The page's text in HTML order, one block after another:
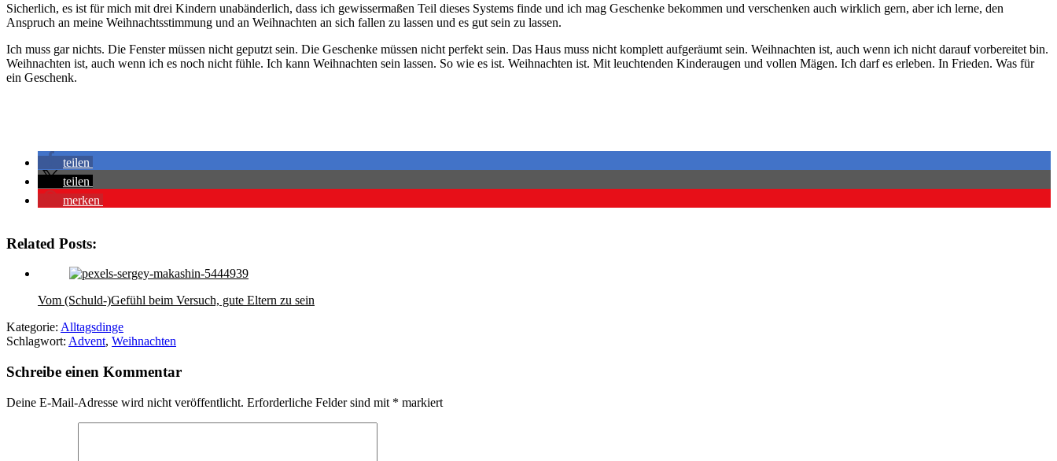
Sicherlich, es ist für mich mit drei Kindern unabänderlich, dass ich gewissermaßen Teil dieses Systems finde und ich mag Geschenke bekommen und verschenken auch wirklich gern, aber ich lerne, den
Anspruch an meine Weihnachtsstimmung und an Weihnachten an sich fallen zu lassen und es gut sein zu lassen.
Ich muss gar nichts. Die Fenster müssen nicht geputzt sein. Die Geschenke müssen nicht perfekt sein. Das Haus muss nicht komplett aufgeräumt sein. Weihnachten ist, auch wenn ich nicht darauf vorbereitet bin.
Weihnachten ist, auch wenn ich es noch nicht fühle. Ich kann Weihnachten sein lassen. So wie es ist. Weihnachten ist. Mit leuchtenden Kinderaugen und vollen Mägen. Ich darf es erleben. In Frieden. Was für
ein Geschenk.
teilen
teilen
merken
Related Posts:
Vom (Schuld-)Gefühl beim Versuch, gute Eltern zu sein
Kategorie: Alltagsdinge
Schlagwort: Advent, Weihnachten
Schreibe einen Kommentar
Deine E-Mail-Adresse wird nicht veröffentlicht. Erforderliche Felder sind mit * markiert